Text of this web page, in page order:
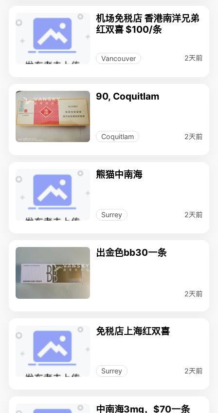
机场免税店 香港南洋兄弟
红双喜 $100/条
Vancouver 2天前
90, Coquitlam
Coquitlam 2天前
熊猫中南海
Surrey 2天前
出金色bb30一条
2天前
免税店上海红双喜
Surrey 2天前
中南海3mg，$70一条